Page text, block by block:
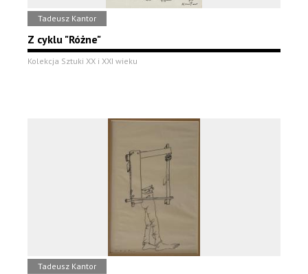
Tadeusz Kantor
Z cyklu "Różne"
Kolekcja Sztuki XX i XXI wieku
Tadeusz Kantor